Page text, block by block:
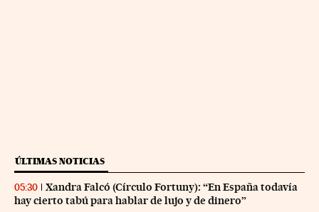
ÚLTIMAS NOTICIAS
05:30
Xandra Falcó (Círculo Fortuny): “En España todavía
hay cierto tabú para hablar de lujo y de dinero”